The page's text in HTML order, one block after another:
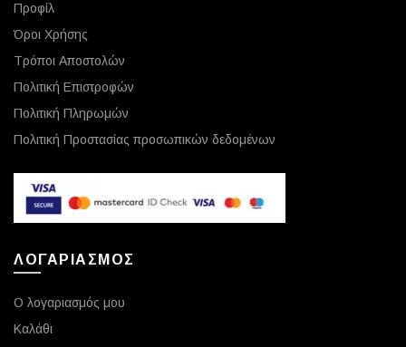
Προφίλ
Όροι Χρήσης
Τρόποι Αποστολών
Πολιτική Επιστροφών
Πολιτική Πληρωμών
Πολιτική Προστασίας προσωπικών δεδομένων
ΛΟΓΑΡΙΑΣΜΟΣ
Ο λογαριασμός μου
Καλάθι